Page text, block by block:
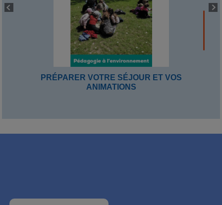
PRÉPARER VOTRE SÉJOUR ET VOS
ANIMATIONS